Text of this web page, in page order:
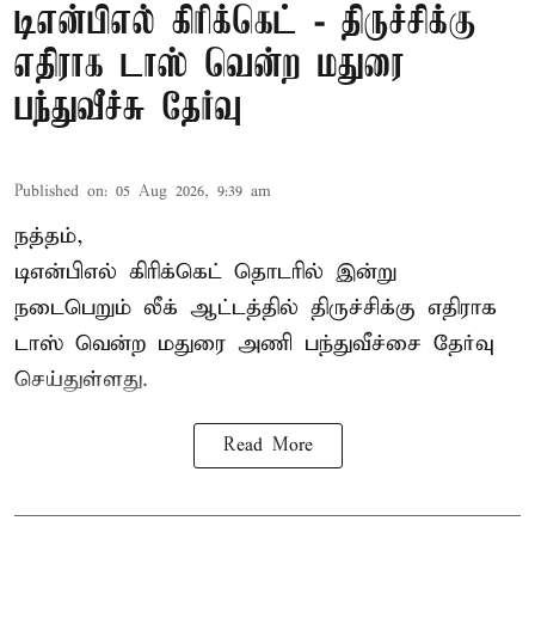
டிஎன்பிஎல் கிரிக்கெட் - திருச்சிக்கு
எதிராக டாஸ் வென்ற மதுரை
பந்துவீச்சு தேர்வு
Published on: 05 Aug 2026, 9:39 am
நத்தம்,
டிஎன்பிஎல் கிரிக்கெட் தொடரில் இன்று
நடைபெறும் லீக் ஆட்டத்தில் திருச்சிக்கு எதிராக
டாஸ் வென்ற மதுரை அணி பந்துவீச்சை தேர்வு
செய்துள்ளது.
Read More